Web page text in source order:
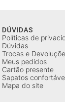
DÚVIDAS
Políticas de
Dúvidas
Trocas e
Meus pedidos
Cartão presente
Sapatos
Mapa do site